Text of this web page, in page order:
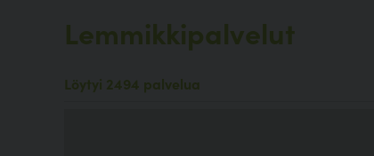
Lemmikkipalvelut
Löytyi 2494 palvelua